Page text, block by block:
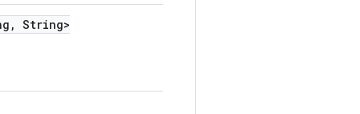
, String>